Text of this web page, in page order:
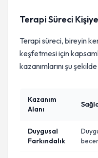
Terapi Süreci
Terapi süreci, bireyin
keşfetmesi için
kazanımlarını şu
Kazanım
Alanı
Duygusal
Farkındalık